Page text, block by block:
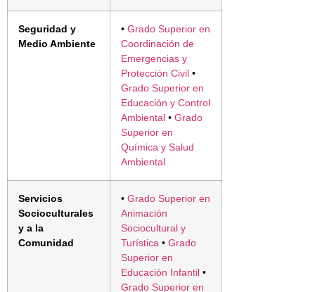
Seguridad y
Medio Ambiente
• Grado Superior en
Coordinación de
Emergencias y
Protección Civil •
Grado Superior en
Educación y Control
Ambiental • Grado
Superior en
Química y Salud
Ambiental
Servicios
Socioculturales
y a la
Comunidad
• Grado Superior en
Animación
Sociocultural y
Turística • Grado
Superior en
Educación Infantil •
Grado Superior en